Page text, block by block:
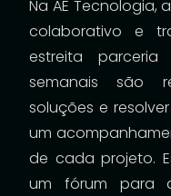
Na AE Tecnologia,
colaborativo e
estreita
semanais são
soluções e
um
de cada projeto.
um fórum para